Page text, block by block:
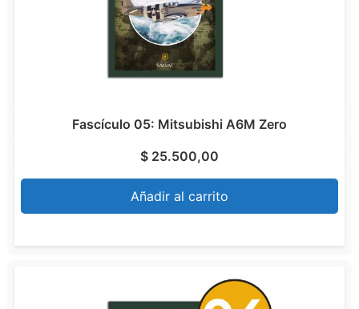
Fascículo 05: Mitsubishi A6M Zero
$ 25.500,00
Añadir al carrito